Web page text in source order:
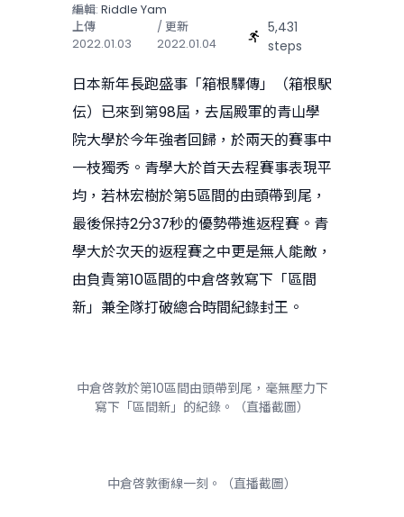
編輯: Riddle Yam
上傳
2022.01.03
/ 更新
2022.01.04
5,431
steps
日本新年長跑盛事「箱根驛傳」（箱根駅
伝）已來到第98屆，去屆殿軍的青山學
院大學於今年強者回歸，於兩天的賽事中
一枝獨秀。青學大於首天去程賽事表現平
均，若林宏樹於第5區間的由頭帶到尾，
最後保持2分37秒的優勢帶進返程賽。青
學大於次天的返程賽之中更是無人能敵，
由負責第10區間的中倉啓敦寫下「區間
新」兼全隊打破總合時間紀錄封王。
中倉啓敦於第10區間由頭帶到尾，毫無壓力下
寫下「區間新」的紀錄。（直播截圖）
中倉啓敦衝線一刻。（直播截圖）